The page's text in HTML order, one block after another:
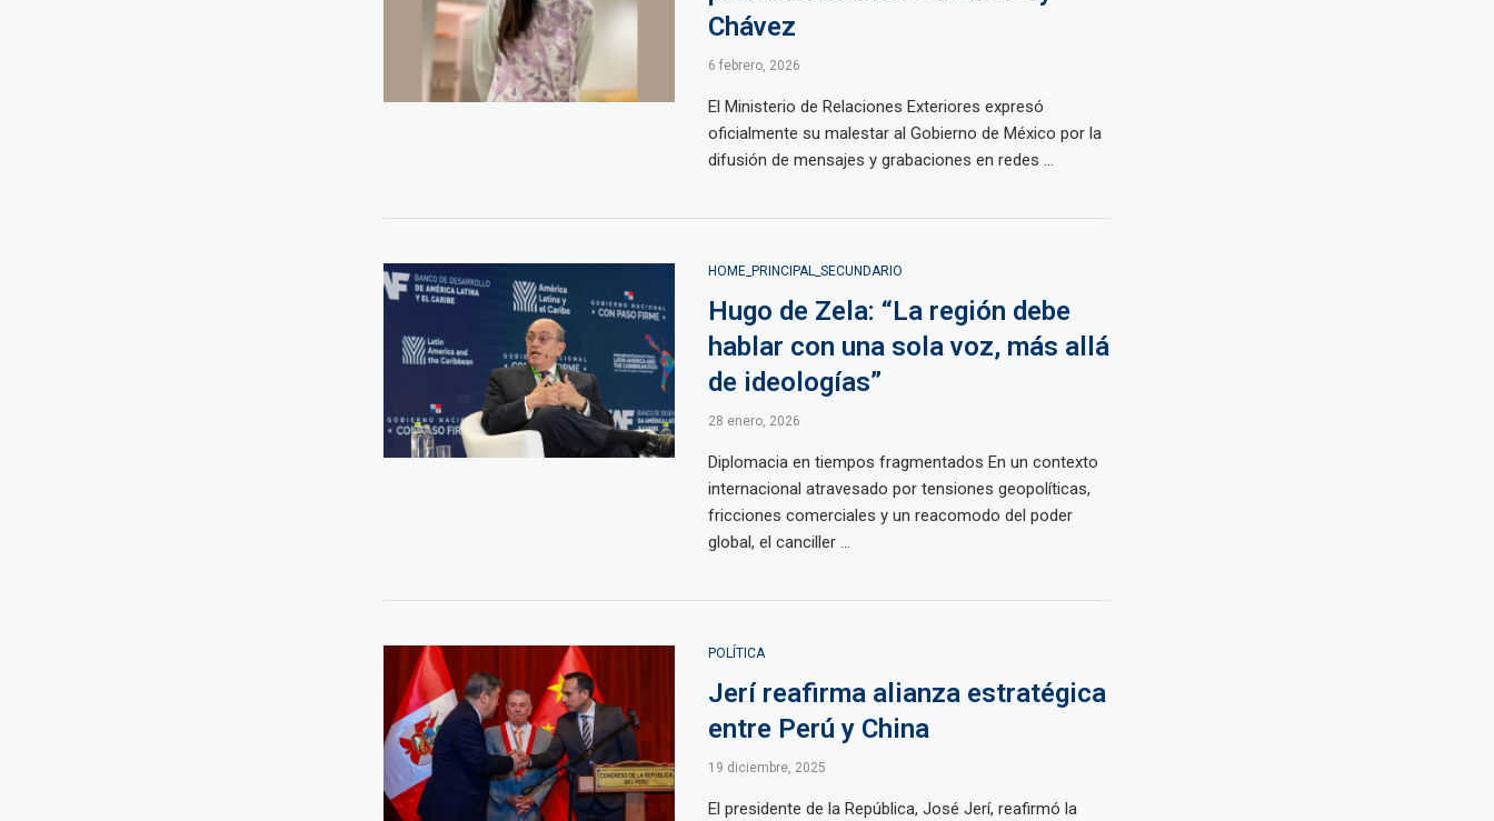
Chávez
6 febrero, 2026
El Ministerio de Relaciones Exteriores expresó
oficialmente su malestar al Gobierno de México por la
difusión de mensajes y grabaciones en redes ...
HOME_PRINCIPAL_SECUNDARIO
Hugo de Zela: “La región debe
hablar con una sola voz, más allá
de ideologías”
28 enero, 2026
Diplomacia en tiempos fragmentados En un contexto
internacional atravesado por tensiones geopolíticas,
fricciones comerciales y un reacomodo del poder
global, el canciller ...
POLÍTICA
Jerí reafirma alianza estratégica
entre Perú y China
19 diciembre, 2025
El presidente de la República, José Jerí, reafirmó la